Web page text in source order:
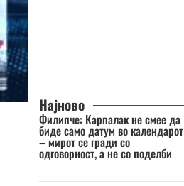
Најново
Филипче: Карпалак не смее да
биде само датум во календарот
– мирот се гради со
одговорност, а не со поделби